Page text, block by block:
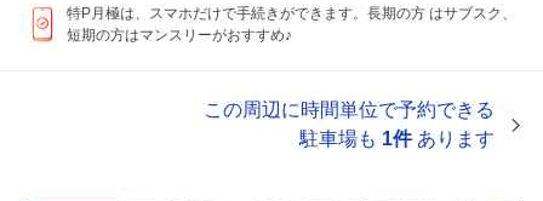
特P月極は、スマホだけで手続きができます。長期の方 はサブスク、
短期の方はマンスリーがおすすめ♪
この周辺に時間単位で予約できる
駐車場も 1件あります